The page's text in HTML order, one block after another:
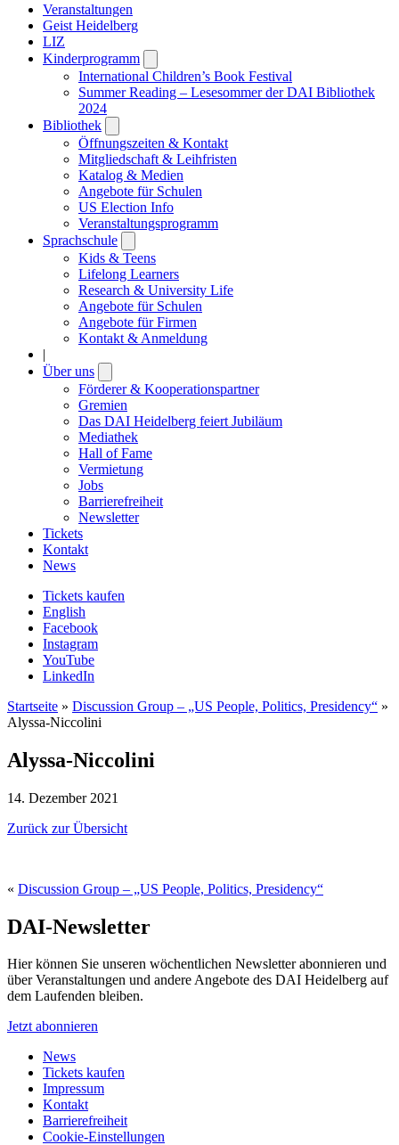
Veranstaltungen
Geist Heidelberg
LIZ
Kinderprogramm
submenu
International Children’s Book Festival
Summer Reading – Lesesommer der DAI Bibliothek
2024
Bibliothek
submenu
Öffnungszeiten & Kontakt
Mitgliedschaft & Leihfristen
Katalog & Medien
Angebote für Schulen
US Election Info
Veranstaltungsprogramm
Sprachschule
submenu
Kids & Teens
Lifelong Learners
Research & University Life
Angebote für Schulen
Angebote für Firmen
Kontakt & Anmeldung
|
Über uns
submenu
Förderer & Kooperationspartner
Gremien
Das DAI Heidelberg feiert Jubiläum
Mediathek
Hall of Fame
Vermietung
Jobs
Barrierefreiheit
Newsletter
Tickets
Kontakt
News
Tickets kaufen
English
Facebook
Instagram
YouTube
LinkedIn
Startseite » Discussion Group – „US People, Politics, Presidency“ »
Alyssa-Niccolini
Alyssa-Niccolini
14. Dezember 2021
Zurück zur Übersicht
« Discussion Group – „US People, Politics, Presidency“
DAI-Newsletter
Hier können Sie unseren wöchentlichen Newsletter abonnieren und
über Veranstaltungen und andere Angebote des DAI Heidelberg auf
dem Laufenden bleiben.
Jetzt abonnieren
News
Tickets kaufen
Impressum
Kontakt
Barrierefreiheit
Cookie-Einstellungen